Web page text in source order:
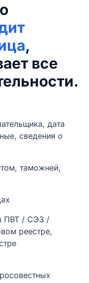
,
все
дата
сведения о
таможней,
в ПВТ / СЭЗ /
реестре,